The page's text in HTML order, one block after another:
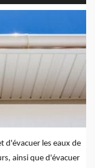
d'évacuer les eaux de
ainsi que d'évacuer